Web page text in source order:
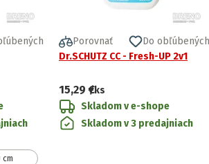
cm
Porovnať
Do obľúbených
Dr.SCHUTZ CC - Fresh-UP 2v1
15,29 €/ks
Skladom v e-shope
Skladom v 3 predajniach